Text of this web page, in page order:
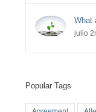
What
julio
Popular Tags